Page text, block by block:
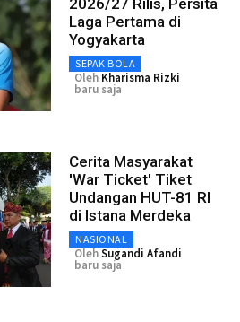
Laga Pertama di
Yogyakarta
SEPAK BOLA
Oleh Kharisma Rizki
baru saja
Cerita Masyarakat
'War Ticket' Tiket
Undangan HUT-81 RI
di Istana Merdeka
NASIONAL
OlehSugandi Afandi
baru saja